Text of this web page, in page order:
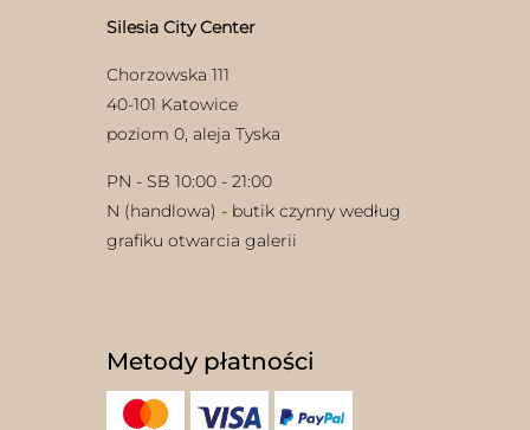
Silesia City Center
Chorzowska 111
40-101 Katowice
poziom 0, aleja Tyska
PN - SB 10:00 - 21:00
N (handlowa) - butik czynny według
grafiku otwarcia galerii
Metody płatności